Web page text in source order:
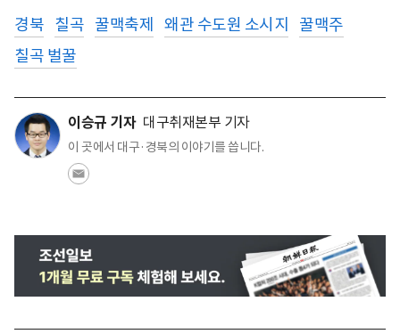
경북 칠곡 꿀맥축제 왜관 수도원 소시지
꿀맥주
칠곡 벌꿀
이승규 기자 대구취재본부 기자
이 곳에서 대구·경북의 이야기를 씁니다.